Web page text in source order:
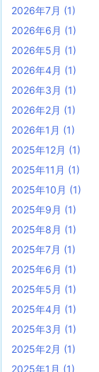
2026年7月 (1)
2026年6月 (1)
2026年5月 (1)
2026年4月 (1)
2026年3月 (1)
2026年2月 (1)
2026年1月 (1)
2025年12月 (1)
2025年11月 (1)
2025年10月 (1)
2025年9月 (1)
2025年8月 (1)
2025年7月 (1)
2025年6月 (1)
2025年5月 (1)
2025年4月 (1)
2025年3月 (1)
2025年2月 (1)
2025年1月 (1)